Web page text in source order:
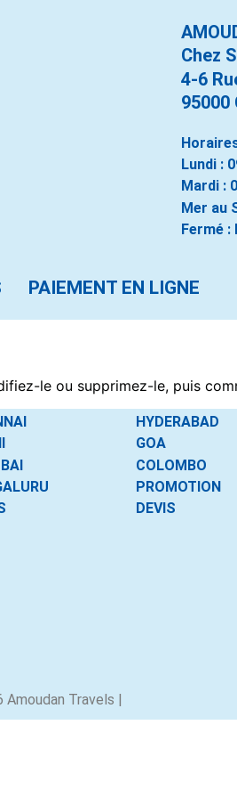
Chez
4-6
95000
Lundi :
Mardi :
Mer au
Fermé :
PAIEMENT EN LIGNE
le ou supprimez-le, puis
HYDERABAD
GOA
COLOMBO
PROMOTION
DEVIS
Travels |